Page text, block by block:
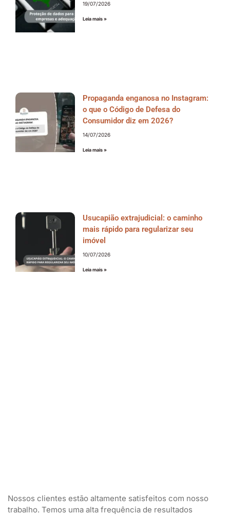
19/07/2026
Leia mais »
Propaganda enganosa no Instagram:
o que o Código de Defesa do
Consumidor diz em 2026?
14/07/2026
Leia mais »
Usucapião extrajudicial: o caminho
mais rápido para regularizar seu
imóvel
10/07/2026
Leia mais »
Nossos clientes estão altamente satisfeitos com nosso
trabalho. Temos uma alta frequência de resultados